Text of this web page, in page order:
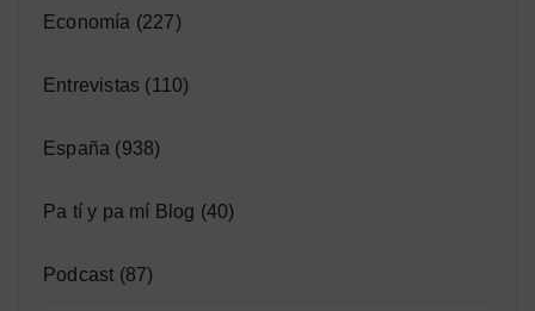
Economía (227)
Entrevistas (110)
España (938)
Pa tí y pa mí Blog (40)
Podcast (87)